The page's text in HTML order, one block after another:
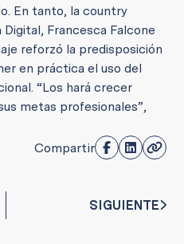
En tanto, la country
Francesca Falcone
reforzó la predisposición
en práctica el uso del
“Los hará crecer
metas profesionales”,
Compartir
SIGUIENTE